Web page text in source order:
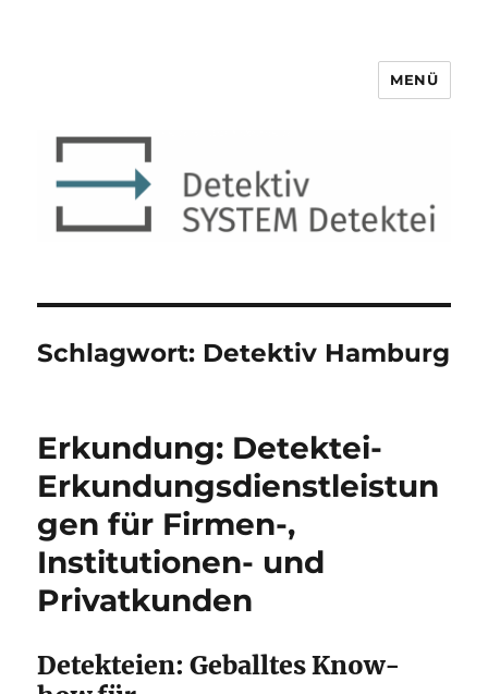
Detektiv SYSTEM Detektei ®
MENÜ
Schlagwort: Detektiv Hamburg
Erkundung: Detektei-
Erkundungsdienstleistun
gen für Firmen-,
Institutionen- und
Privatkunden
Detekteien: Geballtes Know-